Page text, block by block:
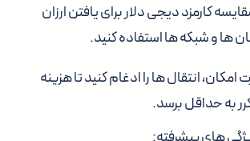
مقایسه کارمزد دیجی دلار برای یافتن ارزان
ها و شبکه ها استفاده کنید.
انتقال ها را ادغام کنید تا هزینه
به حداقل برسد.